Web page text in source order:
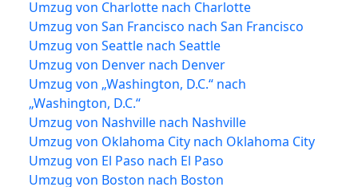
Umzug von Charlotte nach Charlotte
Umzug von San Francisco nach San Francisco
Umzug von Seattle nach Seattle
Umzug von Denver nach Denver
Umzug von „Washington, D.C.“ nach
„Washington, D.C.“
Umzug von Nashville nach Nashville
Umzug von Oklahoma City nach Oklahoma City
Umzug von El Paso nach El Paso
Umzug von Boston nach Boston